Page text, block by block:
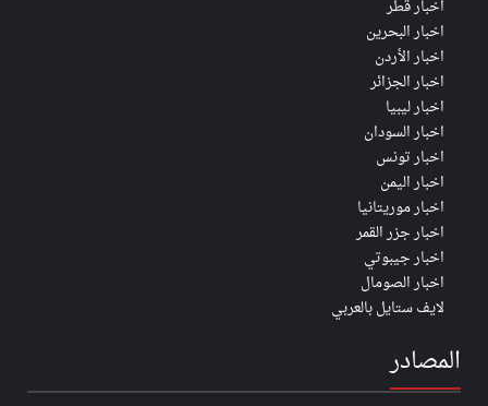
اخبار قطر
اخبار البحرين
اخبار الأردن
اخبار الجزائر
اخبار ليبيا
اخبار السودان
اخبار تونس
اخبار اليمن
اخبار موريتانيا
اخبار جزر القمر
اخبار جيبوتي
اخبار الصومال
لايف ستايل بالعربي
المصادر